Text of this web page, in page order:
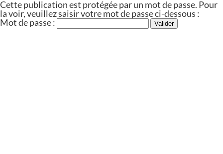
Cette publication est protégée par un mot de passe. Pour
la voir, veuillez saisir votre mot de passe ci-dessous :
Mot de passe :